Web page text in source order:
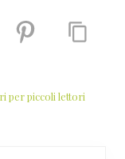
per piccoli lettori